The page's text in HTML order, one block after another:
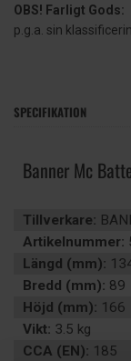
OBS! Farligt Gods:
p.g.a. sin
SPECIFIKATION
Banner Mc
Tillverkare:
Artikelnummer:
Längd (mm):
Bredd (mm): 89
Höjd (mm): 166
Vikt: 3.5 kg
CCA (EN): 185